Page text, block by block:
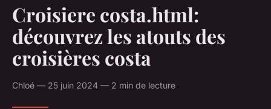
Croisiere costa.html:
découvrez les atouts des
croisières costa
Chloé — 25 juin 2024 — 2 min de lecture